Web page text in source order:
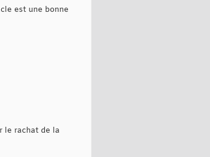
est une bonne
le rachat de la